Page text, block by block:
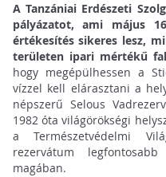
A Tanzániai Erdészeti
pályázatot, ami május
értékesítés sikeres lesz,
területen ipari mértékű
hogy megépülhessen a
vízzel kell elárasztani a
népszerű Selous
1982 óta világörökségi
a Természetvédelmi
rezervátum
magában.